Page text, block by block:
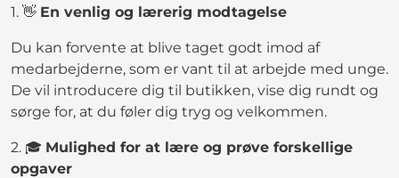
1. 👋 En venlig og lærerig modtagelse
Du kan forvente at blive taget godt imod af
medarbejderne, som er vant til at arbejde med unge.
De vil introducere dig til butikken, vise dig rundt og
sørge for, at du føler dig tryg og velkommen.
2. 🎓 Mulighed for at lære og prøve forskellige
opgaver